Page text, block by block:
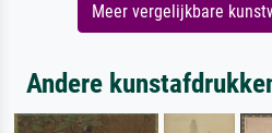
Meer vergelijkbare
Andere